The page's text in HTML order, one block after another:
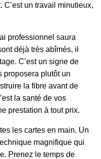
un travail minutieux,
professionnel saura
déjà très abîmés, il
C’est un signe de
proposera plutôt un
la fibre avant de
la santé de vos
prestation à tout prix.
les cartes en main. Un
magnifique qui
Prenez le temps de